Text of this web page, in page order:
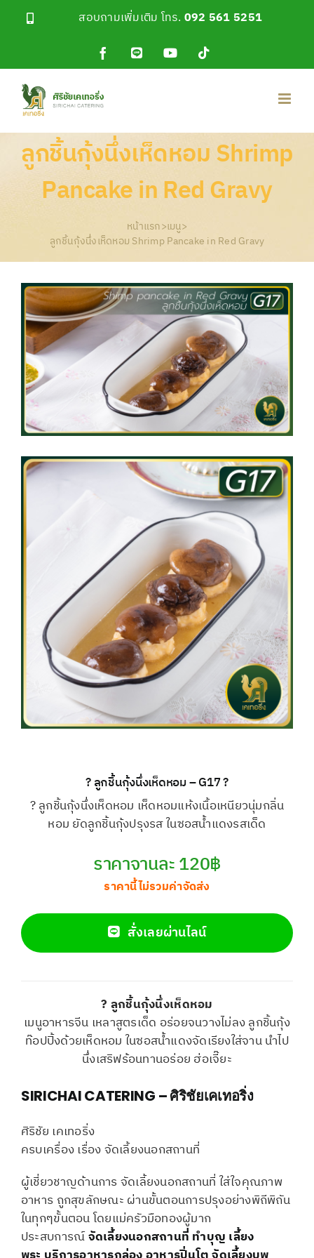
สอบถามเพิ่มเติม โทร. 092 561 5251
FacebookLine
YouTubeTiktok
ลูกชิ้นกุ้งนึ่งเห็ดหอม Shrimp
Pancake in Red Gravy
หน้าแรก>เมนู>
ลูกชิ้นกุ้งนึ่งเห็ดหอม Shrimp Pancake in Red Gravy
? ลูกชิ้นกุ้งนึ่งเห็ดหอม – G17 ?
? ลูกชิ้นกุ้งนึ่งเห็ดหอม เห็ดหอมแห้งเนื้อเหนียวนุ่มกลิ่น
หอม ยัดลูกชิ้นกุ้งปรุงรส ในซอสน้ำแดงรสเด็ด
ราคาจานละ 120฿
ราคานี้ไม่รวมค่าจัดส่ง
สั่งเลยผ่านไลน์
? ลูกชิ้นกุ้งนึ่งเห็ดหอม
เมนูอาหารจีน เหลาสูตรเด็ด อร่อยจนวางไม่ลง ลูกชิ้นกุ้ง
ท๊อปปิ้งด้วยเห็ดหอม ในซอสน้ำแดงจัดเรียงใส่จาน นำไป
นึ่งเสริฟร้อนทานอร่อย ฮ่อเจี๊ยะ
SIRICHAI CATERING – ศิริชัยเคเทอริ่ง
ศิริชัย เคเทอริ่ง
ครบเครื่อง เรื่อง จัดเลี้ยงนอกสถานที่
ผู้เชี่ยวชาญด้านการ จัดเลี้ยงนอกสถานที่ ใส่ใจคุณภาพ
อาหาร ถูกสุขลักษณะ ผ่านขั้นตอนการปรุงอย่างพิถีพิถัน
ในทุกๆขั้นตอน โดยแม่ครัวมือทองผู้มาก
ประสบการณ์จัดเลี้ยงนอกสถานที่ ทำบุญ เลี้ยง